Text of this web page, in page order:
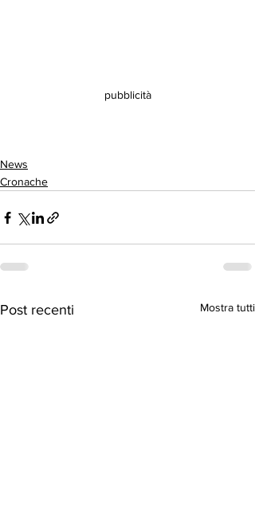
pubblicità
News
Cronache
Post recenti Mostra tutti